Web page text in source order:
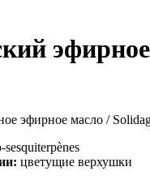
эфирное масло /
sesquiterpènes
цветущие верхушки